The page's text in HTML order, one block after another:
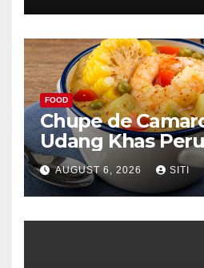
FOOD
Chupe de
Udang Khas
Lezat
AUGUST 6, 2026 SITI